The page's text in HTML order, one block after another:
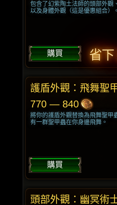
包含了幻紫陶土法師的頭部外觀
以及身體外觀（這是優惠組合）。
購買 省下
護盾外觀：飛舞聖
770 — 840
將你的護盾外觀替換為飛舞聖甲
有一群聖甲蟲在你身邊飛舞。
購買
頭部外觀：幽冥術